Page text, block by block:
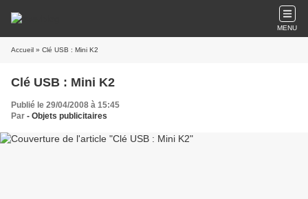
MENU
Accueil » Clé USB : Mini K2
Clé USB : Mini K2
Publié le 29/04/2008 à 15:45
Par - Objets publicitaires